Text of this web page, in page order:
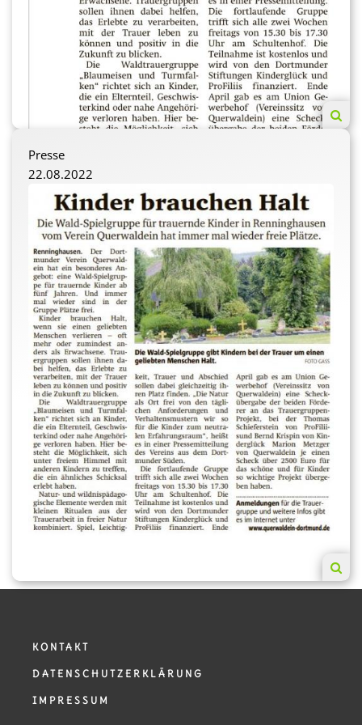
Unterstützung. Unterschiedliche
Ausdrucksmöglichkeiten für die Trauer und das Erinnern
werden den Kindern durch Spiele, das Gestalten mit
Naturmaterialien und in Gruppengesprächen gegeben.
Die Natur, als Ort frei von den alltäglichen
Anforderungen und Verhaltensmustern wird so für die
Kinder zum neutralen Erfahrungsraum."
Es werden nicht nur freie Spieleinheiten,
naturerlebnispädagogisch angeleitete Aktivitäten und
kleine Rituale durchgeführt, sondern auch Redeanlässe
geschaffen, die den Trauerprozess unterstützen sollen.
Schmerz und Trauer sowie Lachen und Spaß beim
Spielen stellen hier kein Tabu dar.
Die Eltern der Kinder sind auf verschieden Wegen auf
dieses Projekt aufmerksam geworden, und die
Teilnahme ist kostenlos. Die Erfahrung der letzten zwei
Jahre zeigt, dass die Eltern das kontinuierliche Angebot
der Gruppe sehr schätzen, und die Kinder sehr gerne
an dieser Gruppe teilnehmen.
Finanziert wird das Projekt durch Spenden und seit
August 2021 zu gleichen Teilen von der Stiftung
Kinderglück und der ProFiliis-Stiftung. Im Schuljahr
2021/2022 waren insgesamt 20 Termine geplant, von
denen 2 Termine noch nach den Sommerferien
nachgeholt werden.
Presse
22.08.2022
KONTAKT
DATENSCHUTZERKLÄRUNG
IMPRESSUM